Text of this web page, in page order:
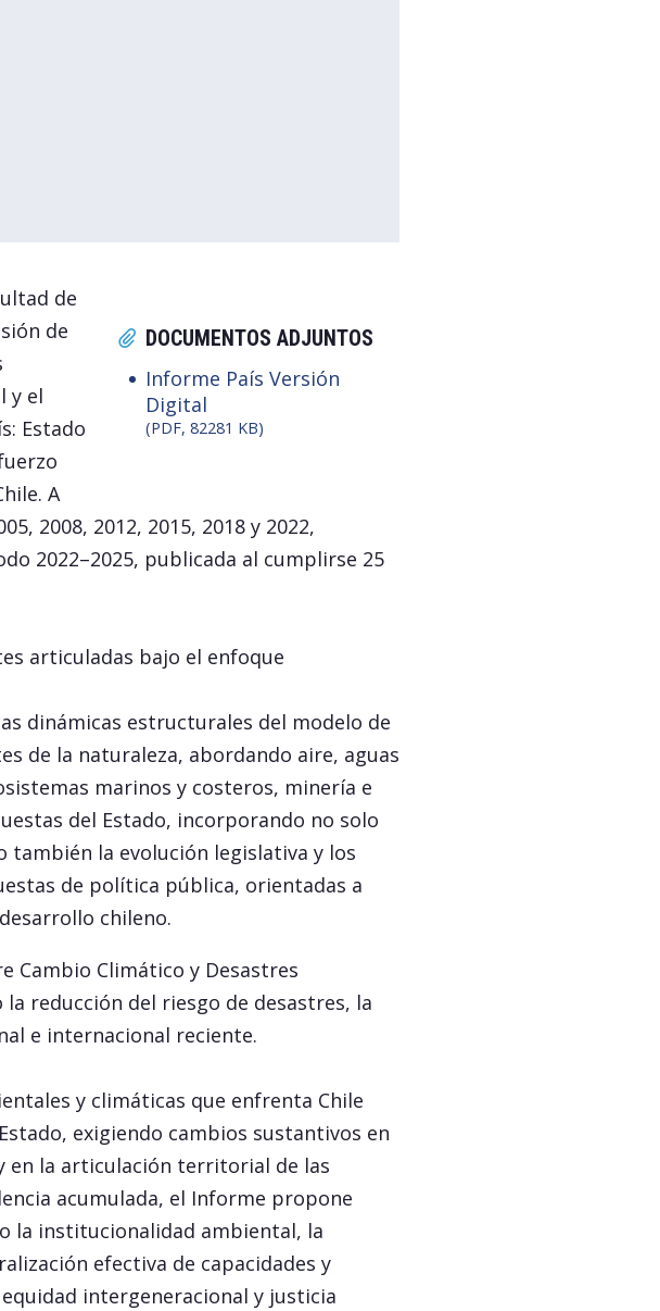
DOCUMENTOS ADJUNTOS
Informe País Versión
Digital
(PDF, 82281 KB)
de
de
y el
Estado
A
2008, 2012, 2015, 2018 y 2022,
2022–2025, publicada al cumplirse 25
articuladas bajo el enfoque
dinámicas estructurales del modelo de
de la naturaleza, abordando aire, aguas
marinos y costeros, minería e
del Estado, incorporando no solo
la evolución legislativa y los
de política pública, orientadas a
chileno.
Cambio Climático y Desastres
reducción del riesgo de desastres, la
e internacional reciente.
y climáticas que enfrenta Chile
exigiendo cambios sustantivos en
en la articulación territorial de las
acumulada, el Informe propone
la institucionalidad ambiental, la
efectiva de capacidades y
intergeneracional y justicia